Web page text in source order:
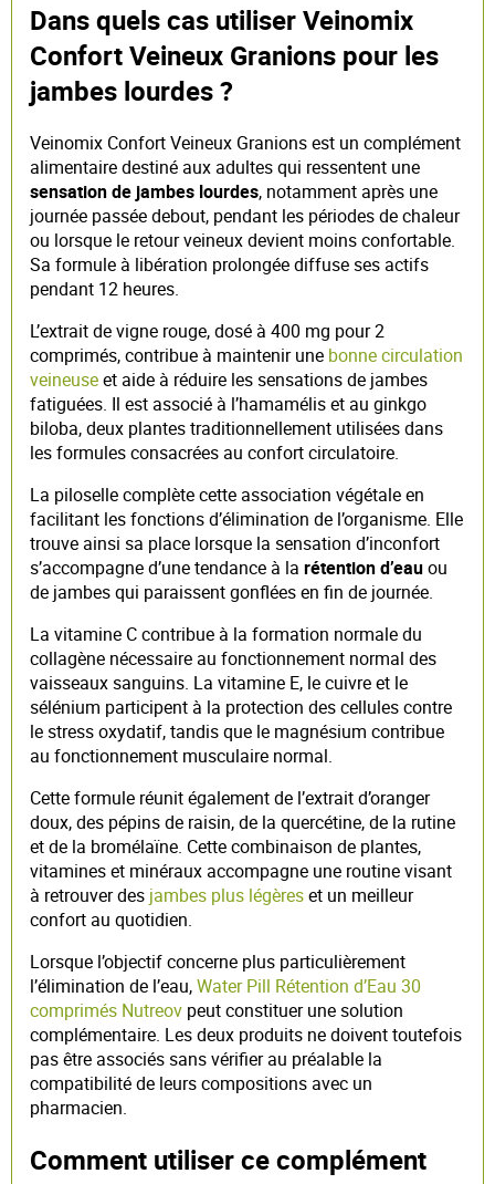
Dans quels cas utiliser Veinomix
Confort Veineux Granions pour les
jambes lourdes ?
Veinomix Confort Veineux Granions est un complément
alimentaire destiné aux adultes qui ressentent une
sensation de jambes lourdes, notamment après une
journée passée debout, pendant les périodes de chaleur
ou lorsque le retour veineux devient moins confortable.
Sa formule à libération prolongée diffuse ses actifs
pendant 12 heures.
L’extrait de vigne rouge, dosé à 400 mg pour 2
comprimés, contribue à maintenir une bonne circulation
veineuseet aide à réduire les sensations de jambes
fatiguées. Il est associé à l’hamamélis et au ginkgo
biloba, deux plantes traditionnellement utilisées dans
les formules consacrées au confort circulatoire.
La piloselle complète cette association végétale en
facilitant les fonctions d’élimination de l’organisme. Elle
trouve ainsi sa place lorsque la sensation d’inconfort
s’accompagne d’une tendance à la rétention d’eauou
de jambes qui paraissent gonflées en fin de journée.
La vitamine C contribue à la formation normale du
collagène nécessaire au fonctionnement normal des
vaisseaux sanguins. La vitamine E, le cuivre et le
sélénium participent à la protection des cellules contre
le stress oxydatif, tandis que le magnésium contribue
au fonctionnement musculaire normal.
Cette formule réunit également de l’extrait d’oranger
doux, des pépins de raisin, de la quercétine, de la rutine
et de la bromélaïne. Cette combinaison de plantes,
vitamines et minéraux accompagne une routine visant
à retrouver des jambes plus légèreset un meilleur
confort au quotidien.
Lorsque l’objectif concerne plus particulièrement
l’élimination de l’eau,Water Pill Rétention d’Eau 30
comprimés Nutreov peut constituer une solution
complémentaire. Les deux produits ne doivent toutefois
pas être associés sans vérifier au préalable la
compatibilité de leurs compositions avec un
pharmacien.
Comment utiliser ce complément